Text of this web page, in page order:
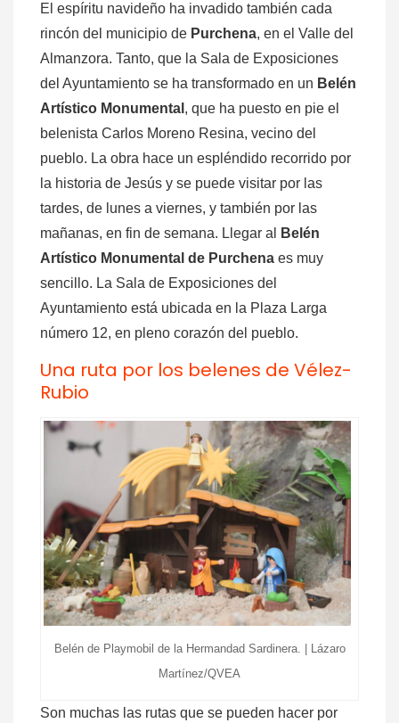
El espíritu navideño ha invadido también cada
rincón del municipio de Purchena, en el Valle del
Almanzora. Tanto, que la Sala de Exposiciones
del Ayuntamiento se ha transformado en un Belén
Artístico Monumental , que ha puesto en pie el
belenista Carlos Moreno Resina, vecino del
pueblo. La obra hace un espléndido recorrido por
la historia de Jesús y se puede visitar por las
tardes, de lunes a viernes, y también por las
mañanas, en fin de semana. Llegar al
Belén
Artístico Monumental de Purchena es muy
sencillo. La Sala de Exposiciones del
Ayuntamiento está ubicada en la Plaza Larga
número 12, en pleno corazón del pueblo.
Una ruta por los belenes de Vélez-
Rubio
Belén de Playmobil de la Hermandad Sardinera. | Lázaro
Martínez/QVEA
Son muchas las rutas que se pueden hacer por